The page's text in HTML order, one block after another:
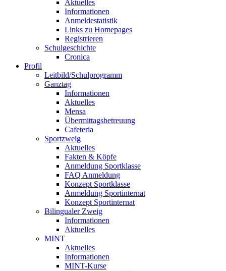
Aktuelles
Informationen
Anmeldestatistik
Links zu Homepages
Registrieren
Schulgeschichte
Cronica
Profil
Leitbild/Schulprogramm
Ganztag
Informationen
Aktuelles
Mensa
Übermittagsbetreuung
Cafeteria
Sportzweig
Aktuelles
Fakten & Köpfe
Anmeldung Sportklasse
FAQ Anmeldung
Konzept Sportklasse
Anmeldung Sportinternat
Konzept Sportinternat
Bilingualer Zweig
Informationen
Aktuelles
MINT
Aktuelles
Informationen
MINT-Kurse